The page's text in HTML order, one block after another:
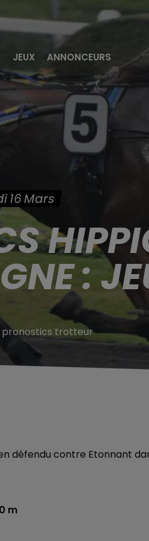
JEUX ANNONCEURS
16 Mars
:
pronostics trotteur
défendu contre Etonnant
m